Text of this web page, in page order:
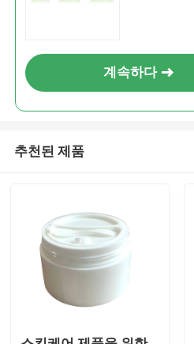
계속하다
추천된 제품